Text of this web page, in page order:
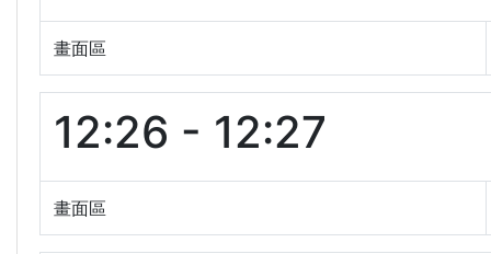
畫面區
12:26 - 12:27
畫面區